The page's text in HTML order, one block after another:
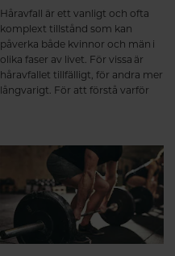
Strength. Nutrients. 2019.
Håravfall är ett vanligt och ofta
komplext tillstånd som kan
påverka både kvinnor och män i
olika faser av livet. För vissa är
håravfallet tillfälligt, för andra mer
långvarigt. För att förstå varför
påverkar hårsäckarna.